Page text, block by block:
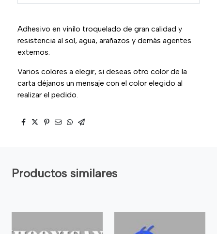
Adhesivo en vinilo troquelado de gran calidad y
resistencia al sol, agua, arañazos y demás agentes
externos.
Varios colores a elegir, si deseas otro color de la
carta déjanos un mensaje con el color elegido al
realizar el pedido.
Productos similares